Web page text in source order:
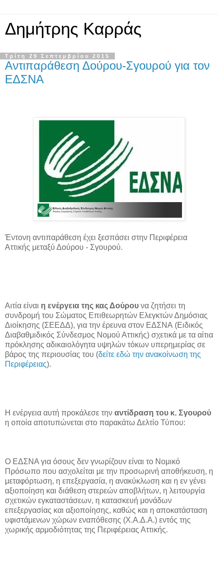
Δημήτρης Καρράς
Τρίτη 29 Σεπτεμβρίου 2015
Αντιπαράθεση Δούρου-Σγουρού για τον
ΕΔΣΝΑ
Έντονη αντιπαράθεση έχει ξεσπάσει στην Περιφέρεια
Αττικής μεταξύ Δούρου - Σγουρού.
Αιτία είναι η ενέργεια της κας Δούρου να ζητήσει τη
συνδρομή του Σώματος Επιθεωρητών Ελεγκτών Δημόσιας
Διοίκησης (ΣΕΕΔΔ), για την έρευνα στον ΕΔΣΝΑ (Ειδικός
Διαβαθμιδικός Σύνδεσμος Νομού Αττικής) σχετικά με τα αίτια
πρόκλησης αδικαιολόγητα υψηλών τόκων υπερημερίας σε
βάρος της περιουσίας του (δείτε εδώ την ανακοίνωση της
Περιφέρειας).
Η ενέργεια αυτή προκάλεσε την αντίδραση του κ. Σγουρού
η οποία αποτυπώνεται στο παρακάτω Δελτίο Τύπου:
Ο ΕΔΣΝΑ για όσους δεν γνωρίζουν είναι το Νομικό
Πρόσωπο που ασχολείται με την προσωρινή αποθήκευση, η
μεταφόρτωση, η επεξεργασία, η ανακύκλωση και η εν γένει
αξιοποίηση και διάθεση στερεών αποβλήτων, η λειτουργία
σχετικών εγκαταστάσεων, η κατασκευή μονάδων
επεξεργασίας και αξιοποίησης, καθώς και η αποκατάσταση
υφιστάμενων χώρων εναπόθεσης (Χ.Α.Δ.Α.) εντός της
χωρικής αρμοδιότητας της Περιφέρειας Αττικής.